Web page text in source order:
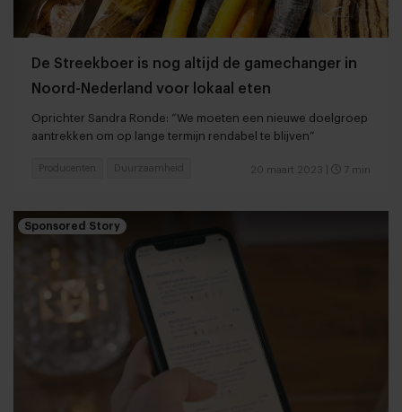
De Streekboer is nog altijd de gamechanger in
Noord-Nederland voor lokaal eten
Oprichter Sandra Ronde: “We moeten een nieuwe doelgroep
aantrekken om op lange termijn rendabel te blijven”
20 maart 2023 7 min
Producenten Duurzaamheid
Sponsored Story